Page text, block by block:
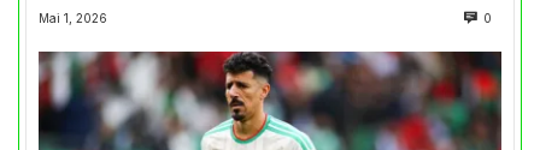
Mai 1, 2026 0